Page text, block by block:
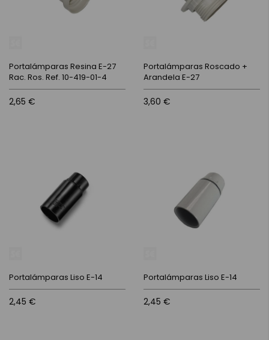
Portalámparas Resina E-27
Rac. Ros. Ref. 10-419-01-4
2,65 €
Portalámparas Roscado +
Arandela E-27
3,60 €
Portalámparas Liso E-14
2,45 €
Portalámparas Liso E-14
2,45 €